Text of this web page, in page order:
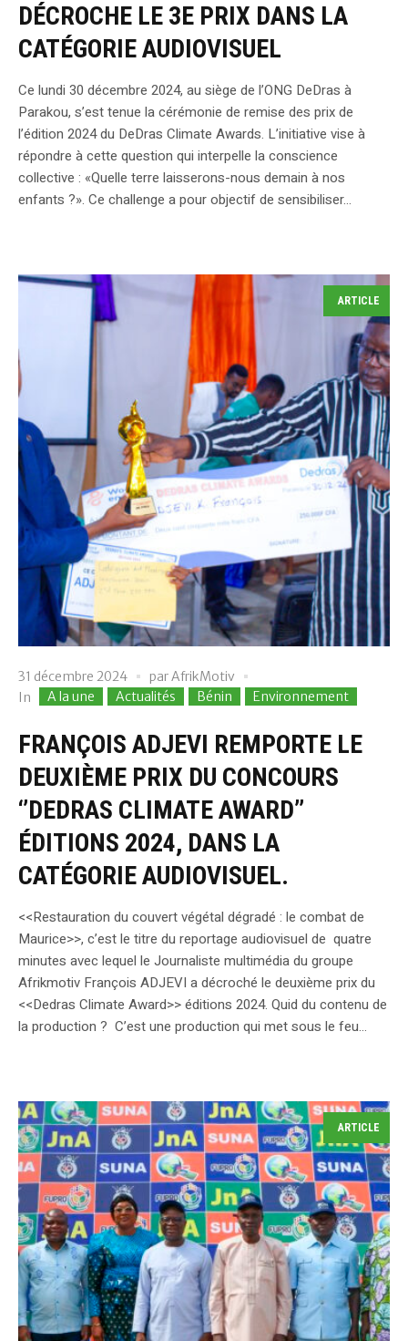
DÉCROCHE LE 3E PRIX DANS LA
CATÉGORIE AUDIOVISUEL
Ce lundi 30 décembre 2024, au siège de l’ONG DeDras à
Parakou, s’est tenue la cérémonie de remise des prix de
l’édition 2024 du DeDras Climate Awards. L’initiative vise à
répondre à cette question qui interpelle la conscience
collective : «Quelle terre laisserons-nous demain à nos
enfants ?». Ce challenge a pour objectif de sensibiliser...
ARTICLE
31 décembre 2024 parAfrikMotiv
In
A la une Actualités Bénin Environnement
FRANÇOIS ADJEVI REMPORTE LE
DEUXIÈME PRIX DU CONCOURS
‘’DEDRAS CLIMATE AWARD’’
ÉDITIONS 2024, DANS LA
CATÉGORIE AUDIOVISUEL.
<<Restauration du couvert végétal dégradé : le combat de
Maurice>>, c’est le titre du reportage audiovisuel de quatre
minutes avec lequel le Journaliste multimédia du groupe
Afrikmotiv François ADJEVI a décroché le deuxième prix du
<<Dedras Climate Award>> éditions 2024. Quid du contenu de
la production ? C’est une production qui met sous le feu...
ARTICLE